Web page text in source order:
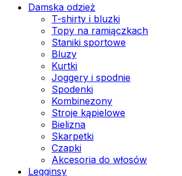
Damska odzież
T-shirty i bluzki
Topy na ramiączkach
Staniki sportowe
Bluzy
Kurtki
Joggery i spodnie
Spodenki
Kombinezony
Stroje kąpielowe
Bielizna
Skarpetki
Czapki
Akcesoria do włosów
Legginsy